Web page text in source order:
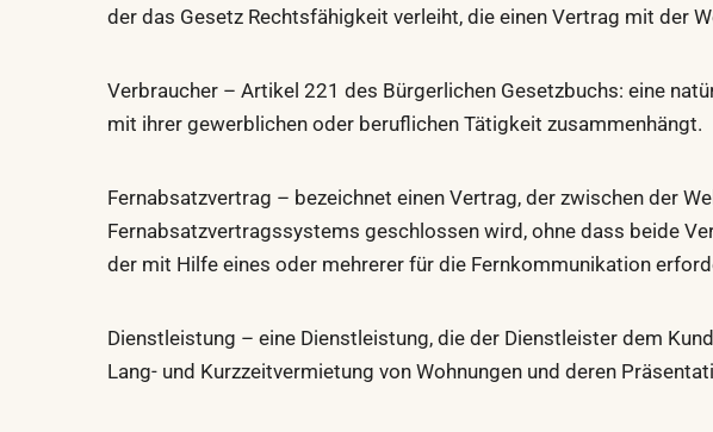
der das Gesetz Rechtsfähigkeit verleiht, die einen Vertrag mit der
Verbraucher – Artikel 221 des Bürgerlichen Gesetzbuchs: eine
mit ihrer gewerblichen oder beruflichen Tätigkeit zusammenhängt.
Fernabsatzvertrag – bezeichnet einen Vertrag, der zwischen der
Fernabsatzvertragssystems geschlossen wird, ohne dass beide
der mit Hilfe eines oder mehrerer für die Fernkommunikation
Dienstleistung – eine Dienstleistung, die der Dienstleister dem
Lang- und Kurzzeitvermietung von Wohnungen und deren